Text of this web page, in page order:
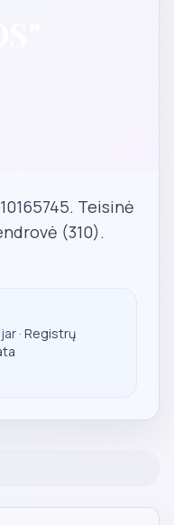
Teisinė
(310).
· Registrų